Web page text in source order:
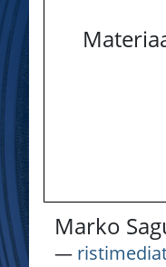
Marko
―